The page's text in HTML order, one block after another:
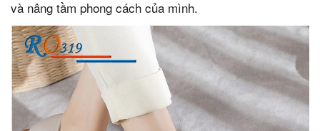
và nâng tầm phong cách của mình.